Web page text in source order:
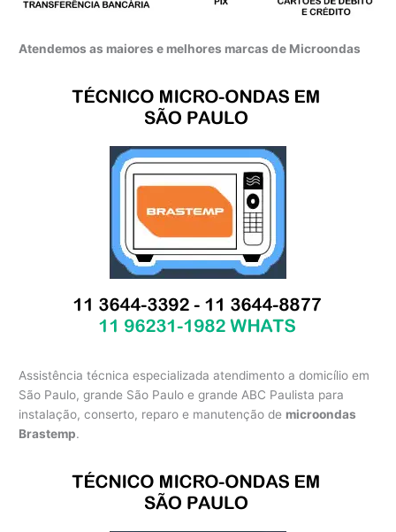
Atendemos as maiores e melhores marcas de Microondas
Assistência técnica especializada atendimento a domicílio em
São Paulo, grande São Paulo e grande ABC Paulista para
instalação, conserto, reparo e manutenção de microondas
Brastemp.